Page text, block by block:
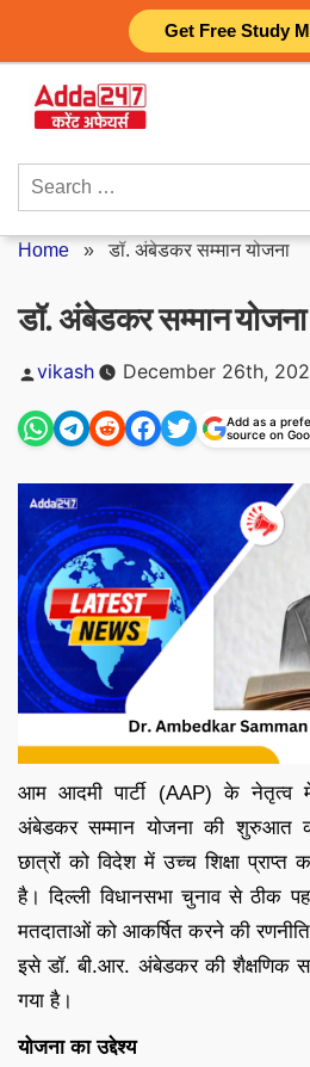
Get Free Study
content
Search
Home »डॉ. अंबेडकर सम्मान योजना
डॉ. अंबेडकर सम्मान योजना
Posted
vikash December 26th,
Add as a
source on
आम आदमी पार्टी (AAP) के नेतृत्व
अंबेडकर सम्मान योजना की शुरुआत
छात्रों को विदेश में उच्च शिक्षा प्राप्त
है। दिल्ली विधानसभा चुनाव से ठीक
मतदाताओं को आकर्षित करने की
इसे डॉ. बी.आर. अंबेडकर की शैक्षणिक
गया है।
योजना का उद्देश्य